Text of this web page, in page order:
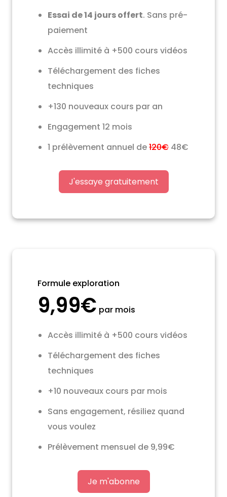
Essai de 14 jours offert. Sans pré-
paiement
Accès illimité à +500 cours vidéos
Téléchargement des fiches
techniques
+130 nouveaux cours par an
Engagement 12 mois
1 prélèvement annuel de120€ 48€
J'essaye gratuitement
Formule exploration
9,99€ par mois
Accès illimité à +500 cours vidéos
Téléchargement des fiches
techniques
+10 nouveaux cours par mois
Sans engagement, résiliez quand
vous voulez
Prélèvement mensuel de 9,99€
Je m'abonne